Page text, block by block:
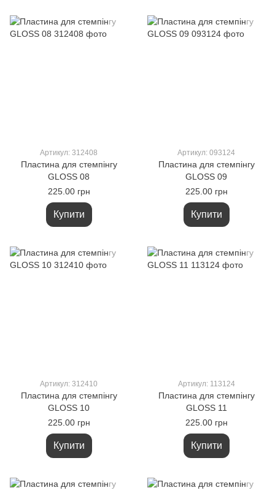
Артикул: 312408
Пластина для стемпінгу
GLOSS 08
225.00 грн
Купити
Артикул: 093124
Пластина для стемпінгу
GLOSS 09
225.00 грн
Купити
Артикул: 312410
Пластина для стемпінгу
GLOSS 10
225.00 грн
Купити
Артикул: 113124
Пластина для стемпінгу
GLOSS 11
225.00 грн
Купити